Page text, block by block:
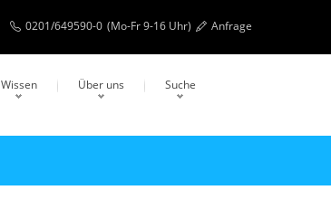
0201/649590-0 (Mo-Fr 9-16 Uhr) Anfrage
Wissen Über uns Suche